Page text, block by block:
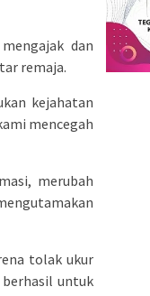
dan
remaja.
kejahatan
mencegah
merubah
tolak ukur
untuk